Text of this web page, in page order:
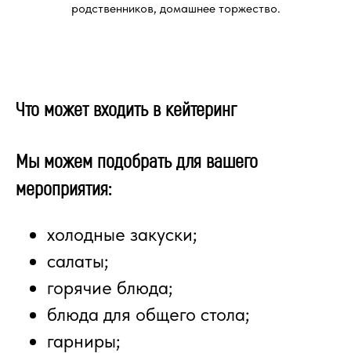
родственников, домашнее торжество.
Что может входить в кейтеринг
Мы можем подобрать для вашего
мероприятия:
холодные закуски;
салаты;
горячие блюда;
блюда для общего стола;
гарниры;